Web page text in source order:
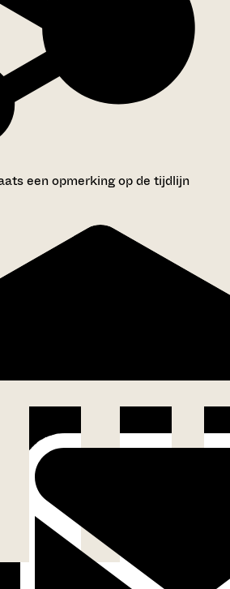
een opmerking op de tijdlijn